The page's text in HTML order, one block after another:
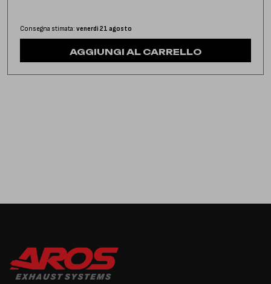
Consegna stimata: venerdì 21 agosto
AGGIUNGI AL CARRELLO